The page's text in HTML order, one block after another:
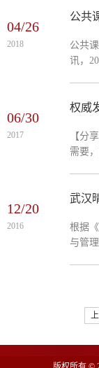
授为...
04/26
2018
公共
公共
讯，
06/30
2017
【分
需要
于
12/20
2016
根据
与管